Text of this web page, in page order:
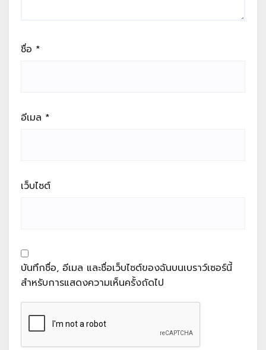
ชื่อ *
อีเมล *
เว็บไซต์
บันทึกชื่อ, อีเมล และชื่อเว็บไซต์ของฉันบนเบราว์เซอร์นี้
สำหรับการแสดงความเห็นครั้งถัดไป